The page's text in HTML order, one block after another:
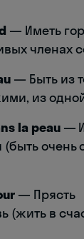
— Иметь
членах
— Быть из
из
la peau—
(быть очень
— Прясть
(жить в